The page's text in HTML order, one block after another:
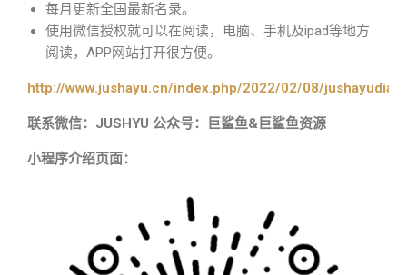
每月更新全国最新名录。
使用微信授权就可以在阅读，电脑、手机及ipad等地方
阅读，APP网站打开很方便。
http://www.jushayu.cn/index.php/2022/02/08/
联系微信：JUSHYU 公众号：巨鲨鱼&巨鲨鱼资源
小程序介绍页面：